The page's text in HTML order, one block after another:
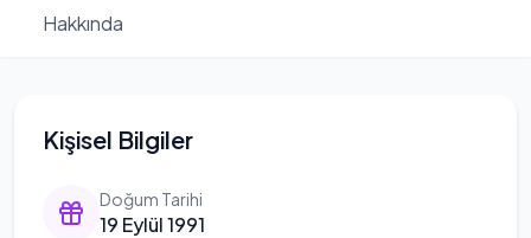
Hakkında
Kişisel Bilgiler
Doğum Tarihi
19 Eylül 1991